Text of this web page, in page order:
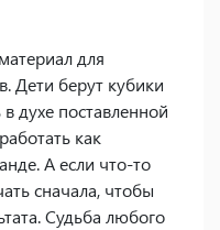
для
Дети берут кубики
духе поставленной
как
А если что-то
сначала, чтобы
Судьба любого